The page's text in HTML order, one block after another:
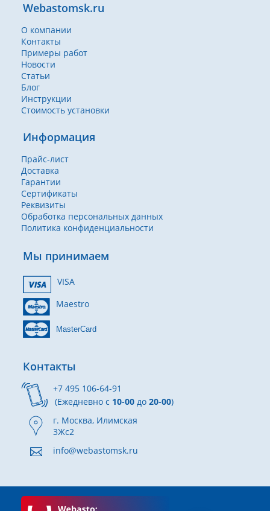
Webastomsk.ru
О компании
Контакты
Примеры работ
Новости
Статьи
Блог
Инструкции
Стоимость установки
Информация
Прайс-лист
Доставка
Гарантии
Сертификаты
Реквизиты
Обработка персональных данных
Политика конфиденциальности
Мы принимаем
VISA
Maestro
MasterCard
Контакты
+7 495 106-64-91
(Ежедневно с 10-00 до 20-00)
г. Москва, Илимская
3Жс2
info@webastomsk.ru